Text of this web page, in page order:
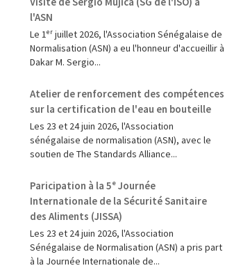
l'ASN
Le 1ᵉʳ juillet 2026, l'Association Sénégalaise de
Normalisation (ASN) a eu l'honneur d'accueillir à
Dakar M. Sergio...
Atelier de renforcement des compétences
sur la certification de l'eau en bouteille
Les 23 et 24 juin 2026, l'Association
sénégalaise de normalisation (ASN), avec le
soutien de The Standards Alliance...
Paricipation à la 5ᵉ Journée
Internationale de la Sécurité Sanitaire
des Aliments (JISSA)
‎Les 23 et 24 juin 2026, l'Association
Sénégalaise de Normalisation (ASN) a pris part
à la Journée Internationale de...